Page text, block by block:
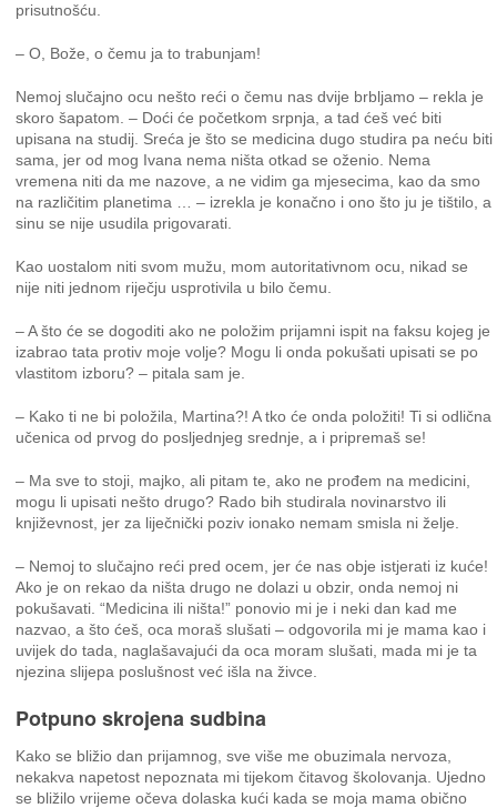
prisutnošću.
– O, Bože, o čemu ja to trabunjam!
Nemoj slučajno ocu nešto reći o čemu nas dvije brbljamo – rekla je
skoro šapatom. – Doći će početkom srpnja, a tad ćeš već biti
upisana na studij. Sreća je što se medicina dugo studira pa neću biti
sama, jer od mog Ivana nema ništa otkad se oženio. Nema
vremena niti da me nazove, a ne vidim ga mjesecima, kao da smo
na različitim planetima … – izrekla je konačno i ono što ju je tištilo, a
sinu se nije usudila prigovarati.
Kao uostalom niti svom mužu, mom autoritativnom ocu, nikad se
nije niti jednom riječju usprotivila u bilo čemu.
– A što će se dogoditi ako ne položim prijamni ispit na faksu kojeg je
izabrao tata protiv moje volje? Mogu li onda pokušati upisati se po
vlastitom izboru? – pitala sam je.
– Kako ti ne bi položila, Martina?! A tko će onda položiti! Ti si odlična
učenica od prvog do posljednjeg srednje, a i pripremaš se!
– Ma sve to stoji, majko, ali pitam te, ako ne prođem na medicini,
mogu li upisati nešto drugo? Rado bih studirala novinarstvo ili
književnost, jer za liječnički poziv ionako nemam smisla ni želje.
– Nemoj to slučajno reći pred ocem, jer će nas obje istjerati iz kuće!
Ako je on rekao da ništa drugo ne dolazi u obzir, onda nemoj ni
pokušavati. “Medicina ili ništa!” ponovio mi je i neki dan kad me
nazvao, a što ćeš, oca moraš slušati – odgovorila mi je mama kao i
uvijek do tada, naglašavajući da oca moram slušati, mada mi je ta
njezina slijepa poslušnost već išla na živce.
Potpuno skrojena sudbina
Kako se bližio dan prijamnog, sve više me obuzimala nervoza,
nekakva napetost nepoznata mi tijekom čitavog školovanja. Ujedno
se bližilo vrijeme očeva dolaska kući kada se moja mama obično